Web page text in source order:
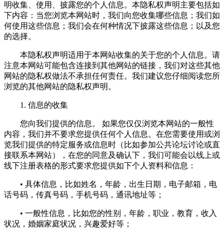
明收集、使用、披露您的个人信息。本隐私权声明主要包括如
下内容：当您浏览本网站时，我们向您收集哪些信息；我们如
何使用这些信息；我们会在何种情况下披露这些信息；以及您
的选择。
本隐私权声明适用于本网站收集的关于您的个人信息。请
注意本网站可能包含连接到其他网站的链接，我们对这些其他
网站的隐私权做法不承担任何责任。我们建议您仔细阅读您所
浏览的其他网站的隐私权声明。
1. 信息的收集
您向我们提供的信息。 如果您仅仅浏览本网站的一般性
内容，我们并不要求您提供任何个人信息。在您需要使用或浏
览我们提供的特定服务或信息时（比如参加公共论坛讨论或直
接联系本网站），在您的同意及确认下，我们可能会以线上或
线下注册表格的形式要求您提供如下个人资料和信息：
• 具体信息，比如姓名，年龄，出生日期，电子邮箱，电
话号码，传真号码，手机号码，通讯地址等；
• 一般性信息，比如您的性别，年龄，职业，教育，收入
状况，婚姻家庭状况，兴趣爱好等；